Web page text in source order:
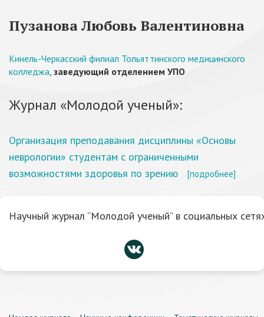
Пузанова Любовь Валентиновна
Кинель-Черкасский филиал Тольяттинского медицинского
колледжа, заведующий отделением УПО
Журнал «Молодой ученый»:
Организация преподавания дисциплины «Основы
неврологии» студентам с ограниченными
возможностями здоровья по зрению
[подробнее]
Научный журнал “Молодой ученый” в социальных